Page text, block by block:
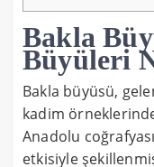
Bakla
Büyüleri
Bakla büyüsü,
kadim
Anadolu
etkisiyle